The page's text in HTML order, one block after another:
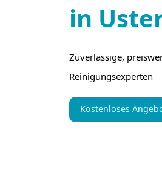
in
Zuverlässige,
Reinigungsexperten
Kostenloses